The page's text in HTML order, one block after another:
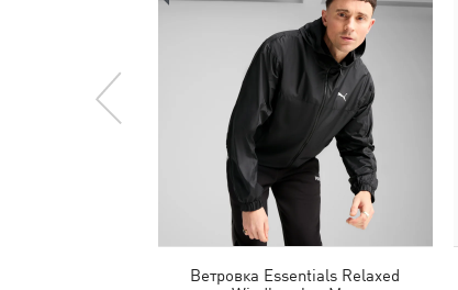
Ветровка Essentials Relaxed